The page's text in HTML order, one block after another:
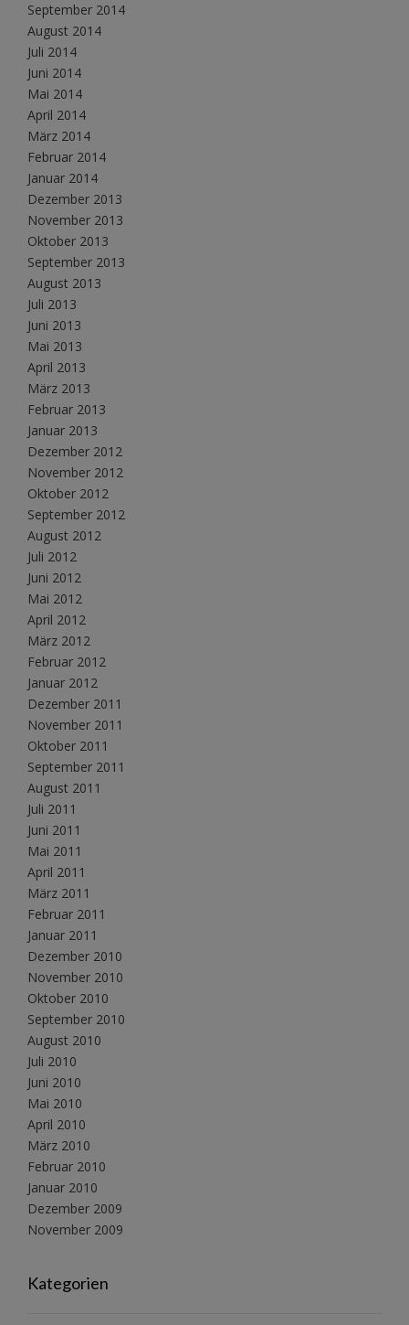
September 2014
August 2014
Juli 2014
Juni 2014
Mai 2014
April 2014
März 2014
Februar 2014
Januar 2014
Dezember 2013
November 2013
Oktober 2013
September 2013
August 2013
Juli 2013
Juni 2013
Mai 2013
April 2013
März 2013
Februar 2013
Januar 2013
Dezember 2012
November 2012
Oktober 2012
September 2012
August 2012
Juli 2012
Juni 2012
Mai 2012
April 2012
März 2012
Februar 2012
Januar 2012
Dezember 2011
November 2011
Oktober 2011
September 2011
August 2011
Juli 2011
Juni 2011
Mai 2011
April 2011
März 2011
Februar 2011
Januar 2011
Dezember 2010
November 2010
Oktober 2010
September 2010
August 2010
Juli 2010
Juni 2010
Mai 2010
April 2010
März 2010
Februar 2010
Januar 2010
Dezember 2009
November 2009
Kategorien